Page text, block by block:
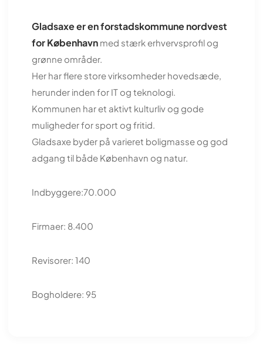
Gladsaxe er en forstadskommune nordvest
for København med stærk erhvervsprofil og
grønne områder.
Her har flere store virksomheder hovedsæde,
herunder inden for IT og teknologi.
Kommunen har et aktivt kulturliv og gode
muligheder for sport og fritid.
Gladsaxe byder på varieret boligmasse og god
adgang til både København og natur.
Indbyggere:70.000
Firmaer: 8.400
Revisorer: 140
Bogholdere: 95